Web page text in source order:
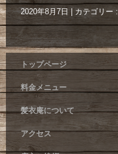
2020年8月7日 カテゴリー :
トップページ
料金メニュー
髪衣庵について
アクセス